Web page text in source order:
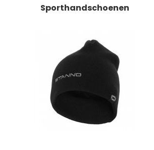
Sporthandschoenen